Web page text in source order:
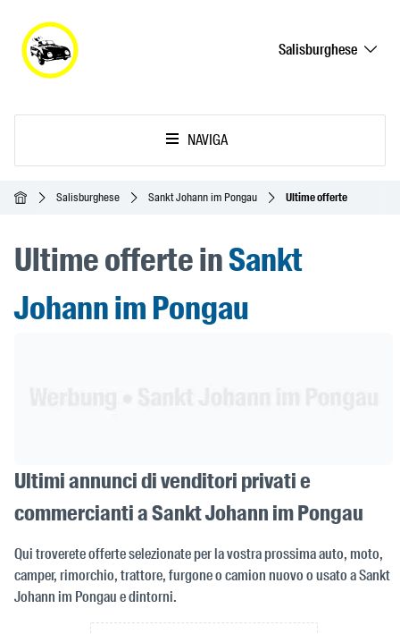
Salisburghese
NAVIGA
Home Salisburghese Sankt Johann im Pongau Ultime offerte
Ultime offerte inSankt
Johann im Pongau
Ultimi annunci di venditori privati e
commercianti a Sankt Johann im Pongau
Qui troverete offerte selezionate per la vostra prossima auto, moto,
camper, rimorchio, trattore, furgone o camion nuovo o usato a Sankt
Johann im Pongau e dintorni.